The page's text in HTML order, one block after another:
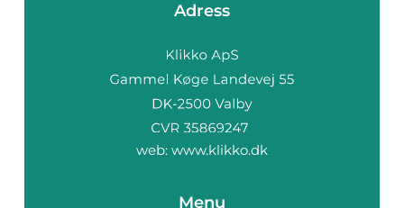
Adress
web: www.klikko.dk
Menu